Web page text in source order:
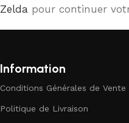
Zelda pour continuer
Information
Conditions Générales de Vente
Politique de Livraison